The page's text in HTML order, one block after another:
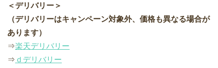
＜デリバリー＞
（デリバリーはキャンペーン対象外、価格も異なる場合が
あります）
⇒楽天デリバリー
⇒ ｄデリバリー